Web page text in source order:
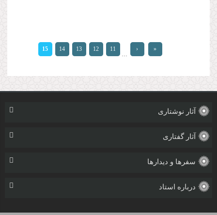
صفحه‌ها
«
‹
…
11
12
13
14
15
آثار نوشتاری
آثار گفتاری
سفرها و دیدارها
درباره استاد